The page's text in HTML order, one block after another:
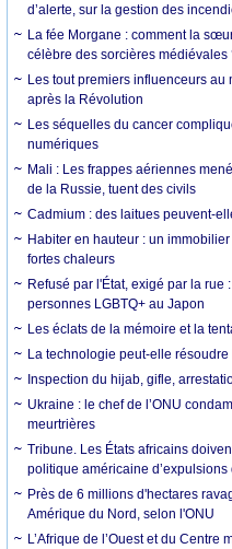
d’alerte, sur la gestion des
La fée Morgane : comment la
célèbre des sorcières médiévales
Les tout premiers influenceurs
après la Révolution
Les séquelles du cancer
numériques
Mali : Les frappes aériennes
de la Russie, tuent des civils
Cadmium : des laitues peuvent-
Habiter en hauteur : un
fortes chaleurs
Refusé par l'État, exigé par la rue
personnes LGBTQ+ au Japon
Les éclats de la mémoire et la
La technologie peut-elle
Inspection du hijab, gifle,
Ukraine : le chef de l’ONU
meurtrières
Tribune. Les États africains
politique américaine d’expulsions
Près de 6 millions d'hectares
Amérique du Nord, selon l'ONU
L’Afrique de l’Ouest et du Centre